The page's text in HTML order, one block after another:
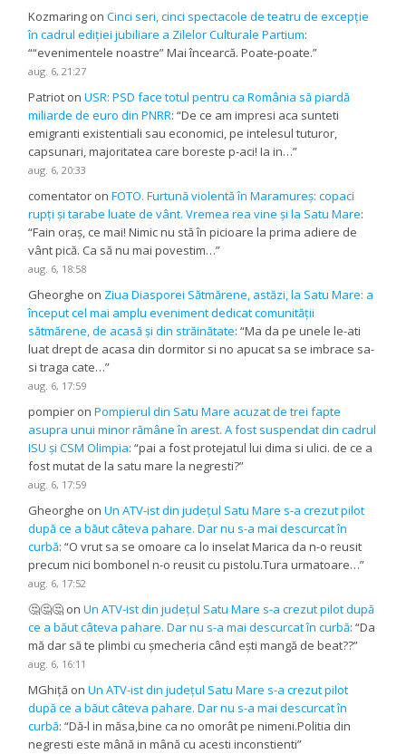
Kozmaring onCinci seri, cinci spectacole de teatru de excepție
în cadrul ediției jubiliare a Zilelor Culturale Partium:
““evenimentele noastre” Mai încearcă. Poate-poate.”
aug. 6, 21:27
Patriot onUSR: PSD face totul pentru ca România să piardă
miliarde de euro din PNRR: “De ce am impresi aca sunteti
emigranti existentiali sau economici, pe intelesul tuturor,
capsunari, majoritatea care boreste p-aci! Ia in…”
aug. 6, 20:33
comentator onFOTO. Furtună violentă în Maramureș: copaci
rupți și tarabe luate de vânt. Vremea rea vine și la Satu Mare:
“Fain oraș, ce mai! Nimic nu stă în picioare la prima adiere de
vânt pică. Ca să nu mai povestim…”
aug. 6, 18:58
Gheorghe on Ziua Diasporei Sătmărene, astăzi, la Satu Mare: a
început cel mai amplu eveniment dedicat comunității
sătmărene, de acasă și din străinătate: “Ma da pe unele le-ati
luat drept de acasa din dormitor si no apucat sa se imbrace sa-
si traga cate…”
aug. 6, 17:59
pompier onPompierul din Satu Mare acuzat de trei fapte
asupra unui minor rămâne în arest. A fost suspendat din cadrul
ISU și CSM Olimpia: “pai a fost protejatul lui dima si ulici. de ce a
fost mutat de la satu mare la negresti?”
aug. 6, 17:59
Gheorghe onUn ATV-ist din județul Satu Mare s-a crezut pilot
după ce a băut câteva pahare. Dar nu s-a mai descurcat în
curbă: “O vrut sa se omoare ca lo inselat Marica da n-o reusit
precum nici bombonel n-o reusit cu pistolu.Tura urmatoare…”
aug. 6, 17:52
🤔🤔🤔 onUn ATV-ist din județul Satu Mare s-a crezut pilot după
ce a băut câteva pahare. Dar nu s-a mai descurcat în curbă: “Da
mă dar să te plimbi cu șmecheria când ești mangă de beat??”
aug. 6, 16:11
MGhiță onUn ATV-ist din județul Satu Mare s-a crezut pilot
după ce a băut câteva pahare. Dar nu s-a mai descurcat în
curbă: “Dă-l in măsa,bine ca no omorât pe nimeni.Politia din
negresti este mână in mână cu acesti inconstienti”